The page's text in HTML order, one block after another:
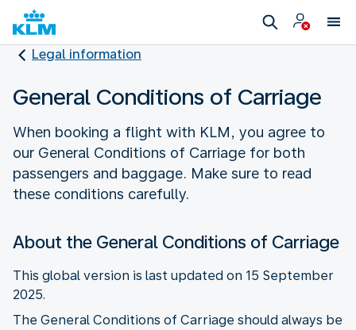
Legal information
General Conditions of Carriage
When booking a flight with KLM, you agree to
our General Conditions of Carriage for both
passengers and baggage. Make sure to read
these conditions carefully.
About the General Conditions of Carriage
This global version is last updated on 15 September
2025.
The General Conditions of Carriage should always be